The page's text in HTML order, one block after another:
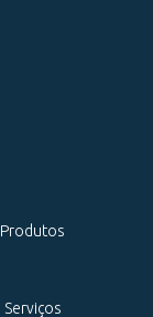
Produtos
Serviços